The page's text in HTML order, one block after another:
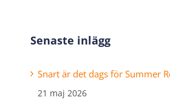
Senaste inlägg
Snart är det dags för Summer
21 maj 2026